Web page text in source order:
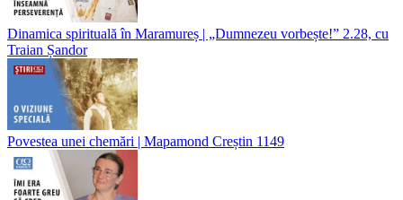
Dinamica spirituală în Maramureș | „Dumnezeu vorbește!” 2.28, cu
Traian Șandor
Povestea unei chemări | Mapamond Creștin 1149